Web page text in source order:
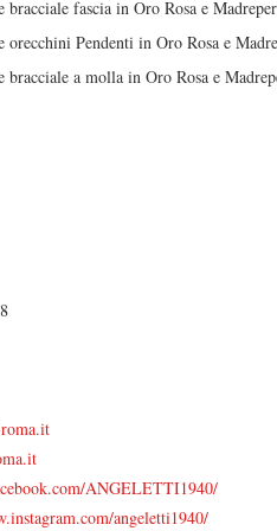
bracciale fascia in Oro Rosa e
orecchini Pendenti in Oro Rosa e
bracciale a molla in Oro Rosa e
ANGELETTI1940/
angeletti1940/